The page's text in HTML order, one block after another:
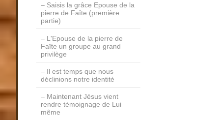
Saisis la grâce Epouse de la
pierre de Faîte (première
partie)
L'Epouse de la pierre de
Faîte un groupe au grand
privilège
Il est temps que nous
déclinions notre identité
Maintenant Jésus vient
rendre témoignage de Lui
même